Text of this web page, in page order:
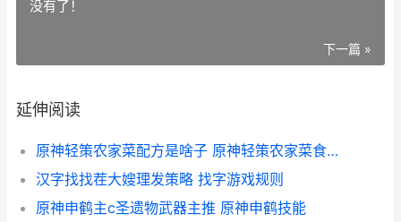
没有了！
下一篇 »
延伸阅读
原神轻策农家菜配方是啥子 原神轻策农家菜食谱怎么获得
汉字找找茬大嫂理发策略 找字游戏规则
原神申鹤主c圣遗物武器主推 原神申鹤技能